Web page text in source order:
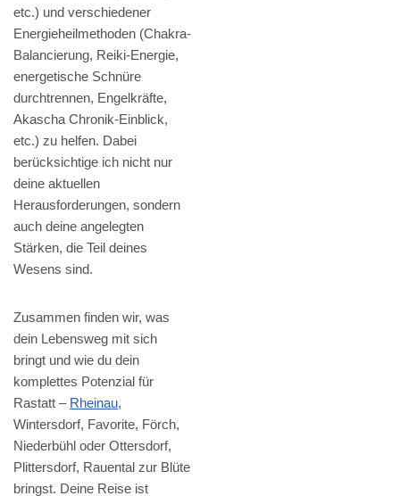
etc.) und verschiedener
Energieheilmethoden (Chakra-
Balancierung, Reiki-Energie,
energetische Schnüre
durchtrennen, Engelkräfte,
Akascha Chronik-Einblick,
etc.) zu helfen. Dabei
berücksichtige ich nicht nur
deine aktuellen
Herausforderungen, sondern
auch deine angelegten
Stärken, die Teil deines
Wesens sind.
Zusammen finden wir, was
dein Lebensweg mit sich
bringt und wie du dein
komplettes Potenzial für
Rastatt – Rheinau,
Wintersdorf, Favorite, Förch,
Niederbühl oder Ottersdorf,
Plittersdorf, Rauental zur Blüte
bringst. Deine Reise ist